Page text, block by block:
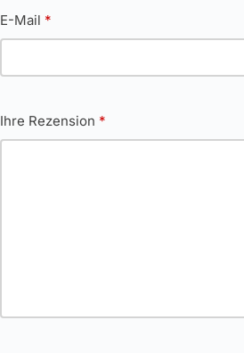
E-Mail *
Ihre Rezension *